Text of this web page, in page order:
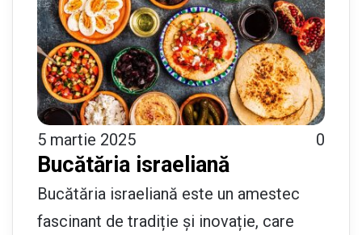
5 martie 2025 0
Bucătăria israeliană
Bucătăria israeliană este un amestec
fascinant de tradiție și inovație, care